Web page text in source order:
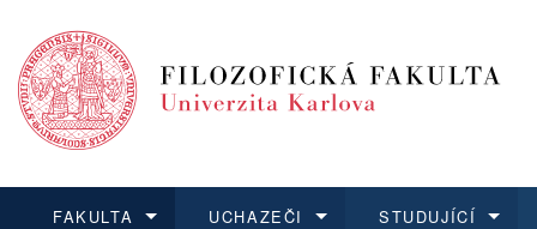
FAKULTA UCHAZEČI STUDUJÍCÍ